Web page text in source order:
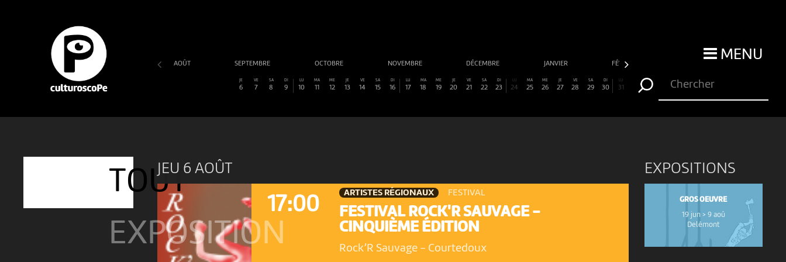
MENU
AOÛT SEPTEMBRE OCTOBRE NOVEMBRE DÉCEMBRE JANVIER FÉVRIER
JE
6
VE
7
SA
8
DI
9
LU
10
MA
11
ME
12
JE
13
VE
14
SA
15
DI
16
LU
17
MA
18
ME
19
JE
20
VE
21
SA
22
DI
23
LU
24
MA
25
ME
26
JE
27
VE
28
SA
29
DI
30
LU
31
TOUT
EXPOSITION
JEU 6 AOÛT
17:00
ARTISTES RÉGIONAUX FESTIVAL
FESTIVAL ROCK'R SAUVAGE -
CINQUIÈME ÉDITION
Rock’R Sauvage - Courtedoux
EXPOSITIONS
GROS OEUVRE
19 jun > 9 aoû
Delémont